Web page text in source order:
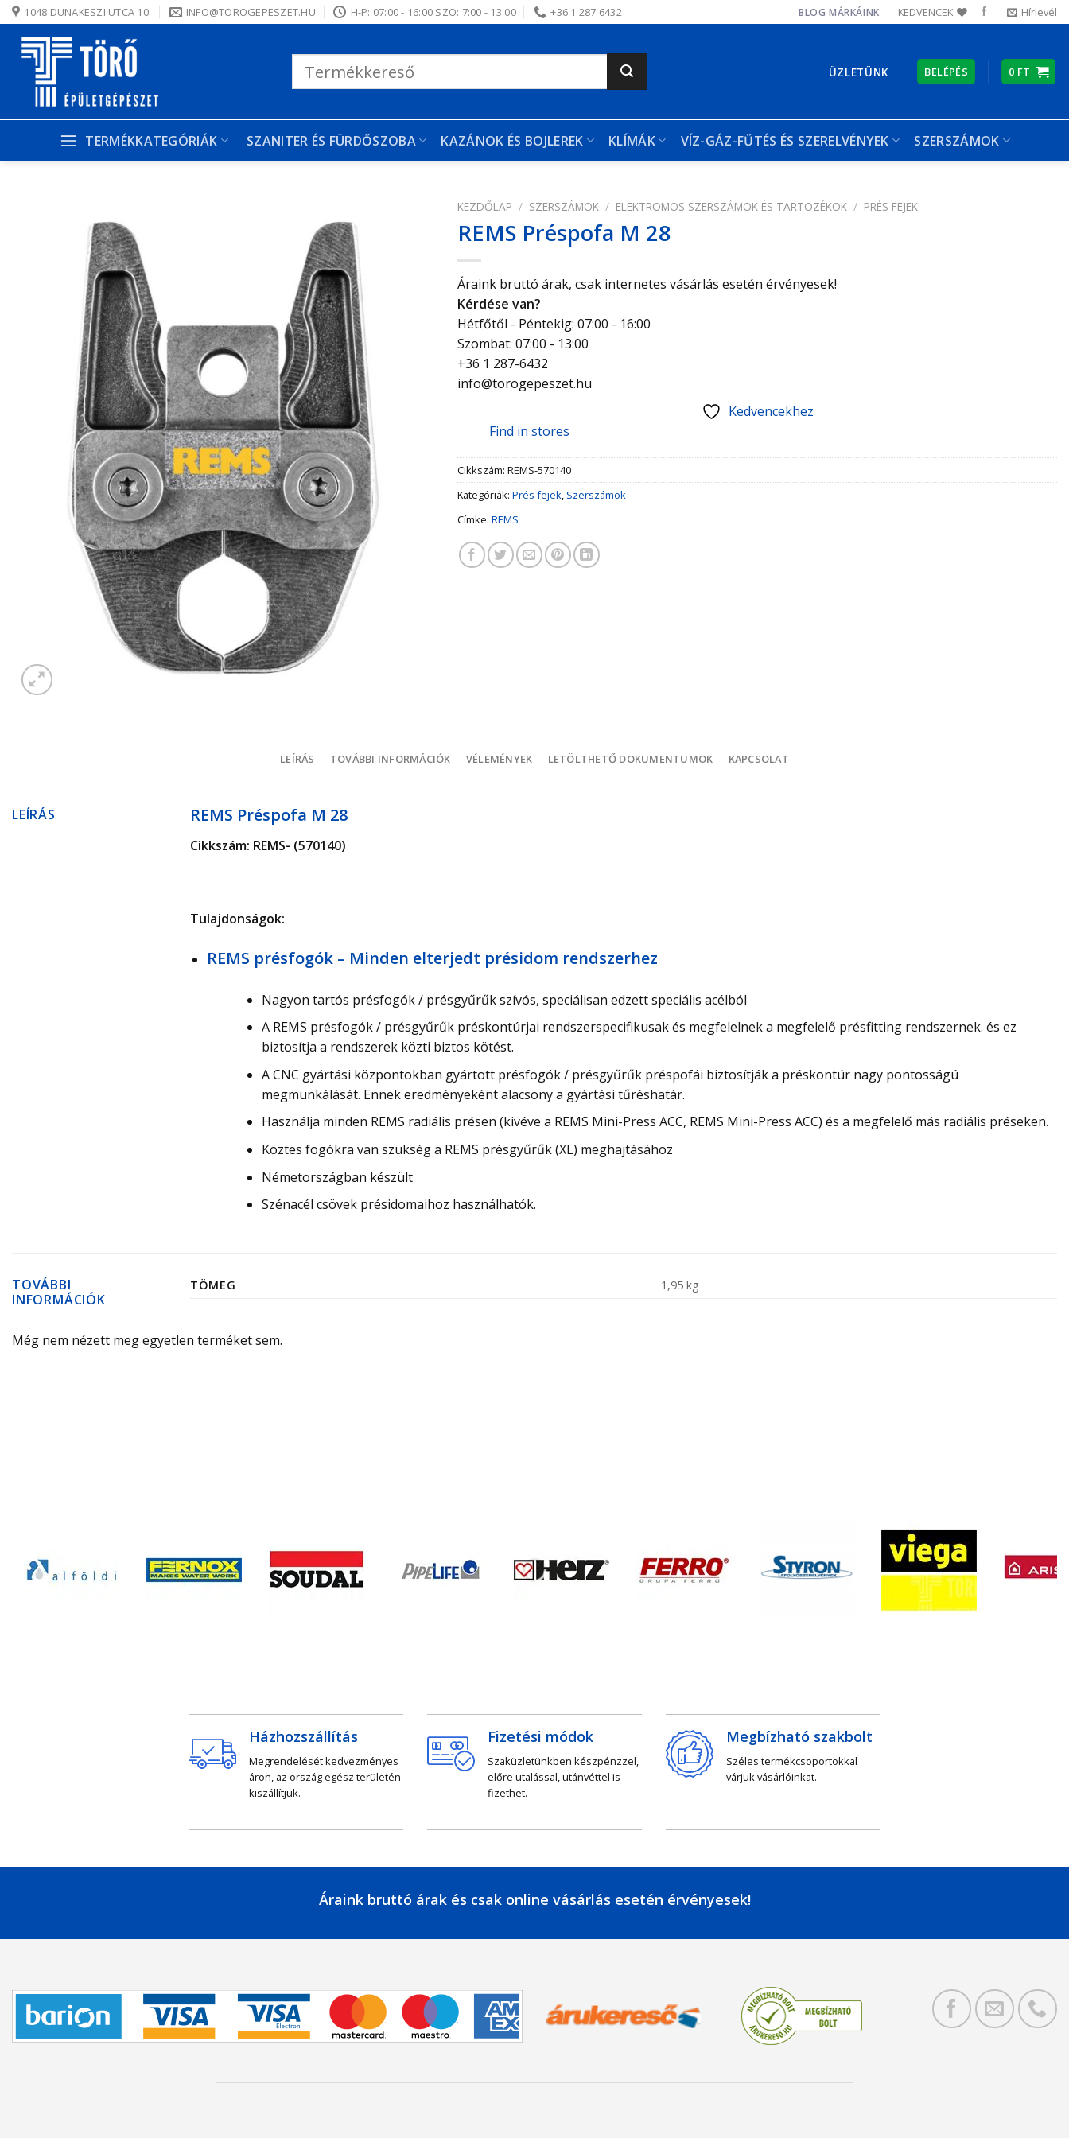
Skip
to
content
1048 DUNAKESZI UTCA 10. INFO@TOROGEPESZET.HU H-P: 07:00 - 16:00 SZO: 7:00 - 13:00 +36 1 287 6432 BLOG MÁRKÁINK KEDVENCEK Hírlevél
következőre:
ÜZLETÜNK BELÉPÉS 0 FT
TERMÉKKATEGÓRIÁK SZANITER ÉS FÜRDŐSZOBA KAZÁNOK ÉS BOJLEREK KLÍMÁK VÍZ-GÁZ-FŰTÉS ÉS SZERELVÉNYEK SZERSZÁMOK
Kedvencekhez
KEZDŐLAP / SZERSZÁMOK / ELEKTROMOS SZERSZÁMOK ÉS TARTOZÉKOK / PRÉS FEJEK
REMS Préspofa M 28
Áraink bruttó árak, csak internetes vásárlás esetén érvényesek!
Kérdése van?
Hétfőtől - Péntekig: 07:00 - 16:00
Szombat: 07:00 - 13:00
+36 1 287-6432
info@torogepeszet.hu
Kedvencekhez
Find in stores
Cikkszám: REMS-570140
Kategóriák: Prés fejek, Szerszámok
Címke: REMS
LEÍRÁS TOVÁBBI INFORMÁCIÓK VÉLEMÉNYEK LETÖLTHETŐ DOKUMENTUMOK KAPCSOLAT
LEÍRÁS REMS Préspofa M 28
Cikkszám: REMS- (570140)
Tulajdonságok:
REMS présfogók – Minden elterjedt présidom rendszerhez
Nagyon tartós présfogók / présgyűrűk szívós, speciálisan edzett speciális acélból
A REMS présfogók / présgyűrűk préskontúrjai rendszerspecifikusak és megfelelnek a megfelelő présfitting rendszernek. és ez
biztosítja a rendszerek közti biztos kötést.
A CNC gyártási központokban gyártott présfogók / présgyűrűk préspofái biztosítják a préskontúr nagy pontosságú
megmunkálását. Ennek eredményeként alacsony a gyártási tűréshatár.
Használja minden REMS radiális présen (kivéve a REMS Mini-Press ACC, REMS Mini-Press ACC) és a megfelelő más radiális préseken.
Köztes fogókra van szükség a REMS présgyűrűk (XL) meghajtásához
Németországban készült
Szénacél csövek présidomaihoz használhatók.
TOVÁBBI
INFORMÁCIÓK
TÖMEG 1,95 kg
Még nem nézett meg egyetlen terméket sem.
Házhozszállítás
Megrendelését kedvezményes
áron, az ország egész területén
kiszállítjuk.
Fizetési módok
Szaküzletünkben készpénzzel,
előre utalással, utánvéttel is
fizethet.
Megbízható szakbolt
Széles termékcsoportokkal
várjuk vásárlóinkat.
Áraink bruttó árak és csak online vásárlás esetén érvényesek!